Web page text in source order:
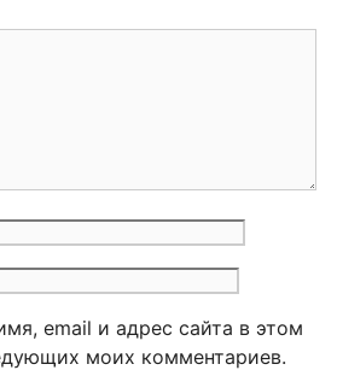
email и адрес сайта в этом
моих комментариев.